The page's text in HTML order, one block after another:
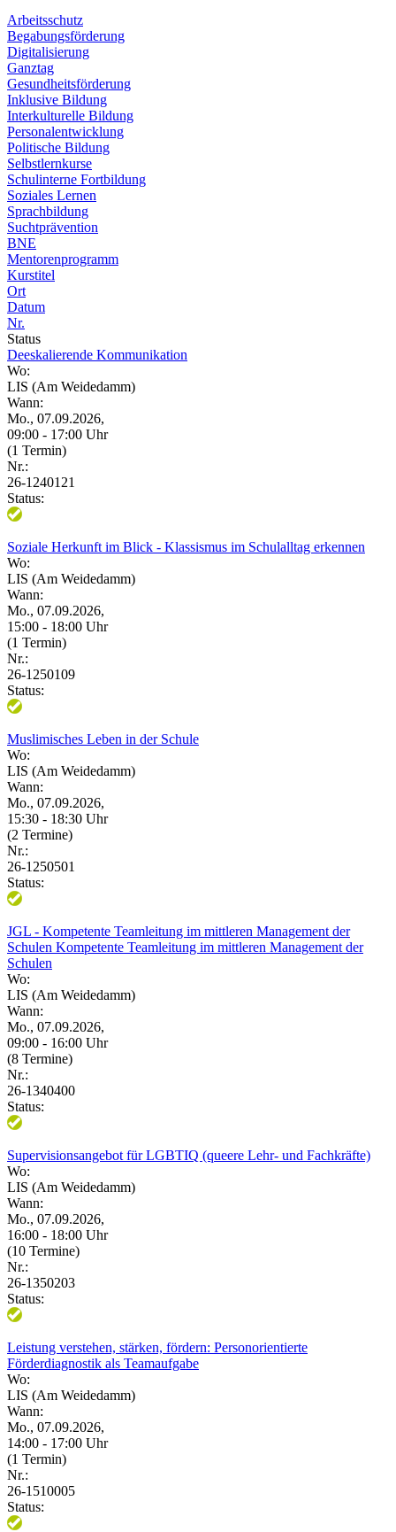
Arbeitsschutz
Begabungsförderung
Digitalisierung
Ganztag
Gesundheitsförderung
Inklusive Bildung
Interkulturelle Bildung
Personalentwicklung
Politische Bildung
Selbstlernkurse
Schulinterne Fortbildung
Soziales Lernen
Sprachbildung
Suchtprävention
BNE
Mentorenprogramm
Kurstitel
Ort
Datum
Nr.
Status
Deeskalierende Kommunikation
Wo:
LIS (Am Weidedamm)
Wann:
Mo., 07.09.2026,
09:00 - 17:00 Uhr
(1 Termin)
Nr.:
26-1240121
Status:
Soziale Herkunft im Blick - Klassismus im Schulalltag erkennen
Wo:
LIS (Am Weidedamm)
Wann:
Mo., 07.09.2026,
15:00 - 18:00 Uhr
(1 Termin)
Nr.:
26-1250109
Status:
Muslimisches Leben in der Schule
Wo:
LIS (Am Weidedamm)
Wann:
Mo., 07.09.2026,
15:30 - 18:30 Uhr
(2 Termine)
Nr.:
26-1250501
Status:
JGL - Kompetente Teamleitung im mittleren Management der
Schulen Kompetente Teamleitung im mittleren Management der
Schulen
Wo:
LIS (Am Weidedamm)
Wann:
Mo., 07.09.2026,
09:00 - 16:00 Uhr
(8 Termine)
Nr.:
26-1340400
Status:
Supervisionsangebot für LGBTIQ (queere Lehr- und Fachkräfte)
Wo:
LIS (Am Weidedamm)
Wann:
Mo., 07.09.2026,
16:00 - 18:00 Uhr
(10 Termine)
Nr.:
26-1350203
Status:
Leistung verstehen, stärken, fördern: Personorientierte
Förderdiagnostik als Teamaufgabe
Wo:
LIS (Am Weidedamm)
Wann:
Mo., 07.09.2026,
14:00 - 17:00 Uhr
(1 Termin)
Nr.:
26-1510005
Status: